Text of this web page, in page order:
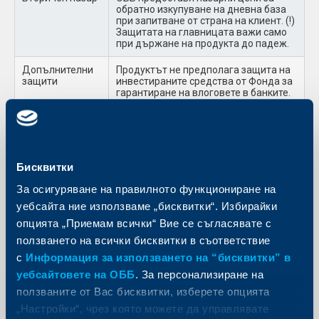
Бисквитки
За осигуряване на правилното функциониране на
уебсайта ние използваме „бисквитки“. Избирайки
опцията „Приемам всички“ Вие се съгласявате с
ползването на всички бисквитки в съответствие
с Информация за използването на “бисквитки” в
уебсайтовете на ОББ. За персонализиране на
ползваните от Вас бисквитки, изберете опцията
„Настройки“, чрез която можете да управлявате
обратно изкупуване на дневна база
при запитване от страна на клиент. (!)
Защитата на главницата важи само
при държане на продукта до падеж.
Допълнителни
защити
Продуктът не предполага защита на
инвестираните средства от Фонда за
гарантиране на влоговете в банките.
Кредитен риск
записване
обратно
изкупуване
преди падеж
0.5% от сумата на обратното
изкупуване
ВАЖНО!ОББ, уведомява инвеститорите, че стойността на
финансовите инструменти се променя във времето и може
да бъде по-висока или по-ниска от стойността в момента на
инвестиране. Не се гарантират печалби и съществува риск
за инвеститорите да не получат печалба от конкретния